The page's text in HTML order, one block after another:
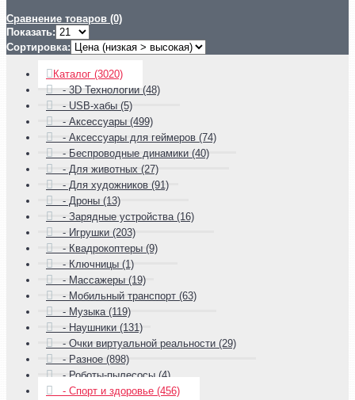
Сравнение товаров (0)
Показать:
Сортировка:
Каталог (3020)
- 3D Технологии (48)
- USB-хабы (5)
- Аксессуары (499)
- Аксессуары для геймеров (74)
- Беспроводные динамики (40)
- Для животных (27)
- Для художников (91)
- Дроны (13)
- Зарядные устройства (16)
- Игрушки (203)
- Квадрокоптеры (9)
- Ключницы (1)
- Массажеры (19)
- Мобильный транспорт (63)
- Музыка (119)
- Наушники (131)
- Очки виртуальной реальности (29)
- Разное (898)
- Роботы-пылесосы (4)
- Спорт и здоровье (456)